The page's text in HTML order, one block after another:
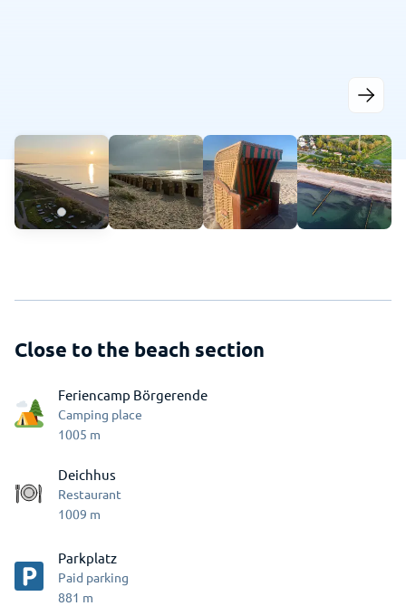
Close to the beach section
Feriencamp Börgerende
Camping place
1005 m
Deichhus
Restaurant
1009 m
Parkplatz
Paid parking
881 m